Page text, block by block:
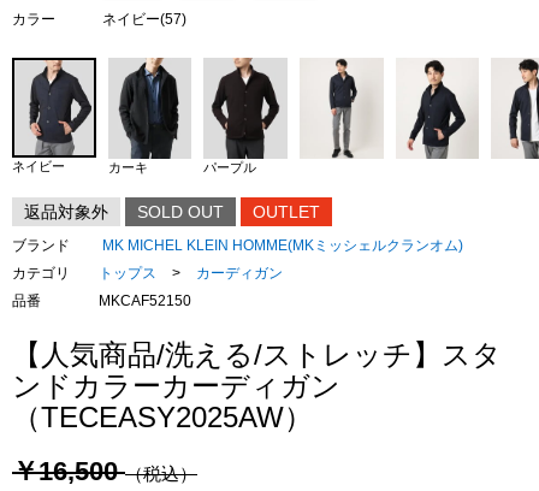
カラー ネイビー(57)
ネイビー カーキ パープル
返品対象外 SOLD OUT OUTLET
ブランド
MK MICHEL KLEIN HOMME(MKミッシェルクランオム)
カテゴリ
トップス >
カーディガン
品番
MKCAF52150
【人気商品/洗える/ストレッチ】スタ
ンドカラーカーディガン
（TECEASY2025AW）
￥16,500（税込）